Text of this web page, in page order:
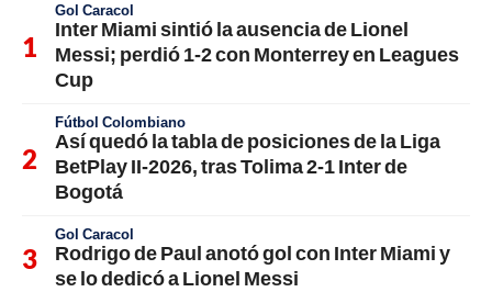
Gol Caracol
Inter Miami sintió la ausencia de Lionel
Messi; perdió 1-2 con Monterrey en Leagues
Cup
Fútbol Colombiano
Así quedó la tabla de posiciones de la Liga
BetPlay II-2026, tras Tolima 2-1 Inter de
Bogotá
Gol Caracol
Rodrigo de Paul anotó gol con Inter Miami y
se lo dedicó a Lionel Messi